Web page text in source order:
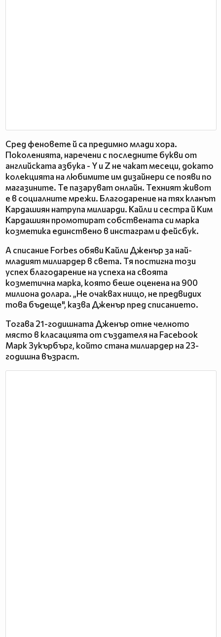
Сред феновете й са предимно млади хора.
Поколенията, наречени с последните букви от
английската азбука - Y и Z не чакат месеци, докато
колекцията на любимите им дизайнери се появи по
магазините. Те пазаруват онлайн. Техният живот
е в социалните мрежи. Благодарение на тях кланът
Кардашиян натрупа милиарди. Кайли и сестра й Ким
Кардашиян промотират собствената си марка
козметика единствено в инстаграм и фейсбук.
А списание Forbes обяви Кайли Дженър за най-
младият милиардер в света. Тя постигна този
успех благодарение на успеха на своята
козметична марка, която беше оценена на 900
милиона долара. „Не очаквах нищо, не предвидих
това бъдеще", казва Дженър пред списанието.
Тогава 21-годишната Дженър отне челното
място в класацията от създателя на Facebook
Марк Зукърбърг, който стана милиардер на 23-
годишна възраст.